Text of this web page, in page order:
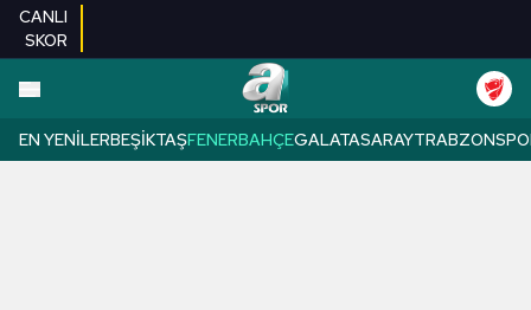
CANLI
SKOR
EN YENILERBEŞIKTAŞFENERBAHÇEGALATASARAY